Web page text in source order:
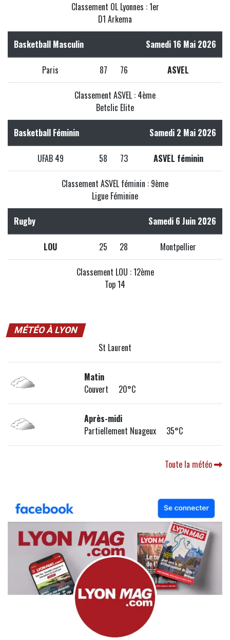
Classement OL Lyonnes : 1er
D1 Arkema
Basketball Masculin Samedi 16 Mai 2026
Paris 87 76 ASVEL
Classement ASVEL : 4ème
Betclic Elite
Basketball Féminin Samedi 2 Mai 2026
UFAB 49 58 73 ASVEL féminin
Classement ASVEL féminin : 9ème
Ligue Féminine
Rugby Samedi 6 Juin 2026
LOU 25 28 Montpellier
Classement LOU : 12ème
Top 14
MÉTÉO À LYON
St Laurent
Matin
Couvert 20°C
Après-midi
Partiellement Nuageux 35°C
Toute la météo